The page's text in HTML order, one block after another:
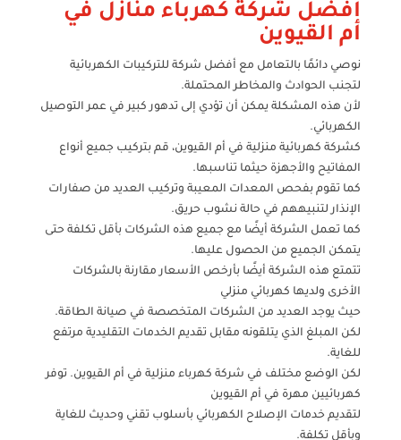
أفضل شركة كهرباء منازل في
أم القيوين
نوصي دائمًا بالتعامل مع أفضل شركة للتركيبات الكهربائية
لتجنب الحوادث والمخاطر المحتملة.
لأن هذه المشكلة يمكن أن تؤدي إلى تدهور كبير في عمر التوصيل
الكهربائي.
كشركة كهربائية منزلية في أم القيوين، قم بتركيب جميع أنواع
المفاتيح والأجهزة حيثما تناسبها.
كما تقوم بفحص المعدات المعيبة وتركيب العديد من صفارات
الإنذار لتنبيههم في حالة نشوب حريق.
كما تعمل الشركة أيضًا مع جميع هذه الشركات بأقل تكلفة حتى
يتمكن الجميع من الحصول عليها.
تتمتع هذه الشركة أيضًا بأرخص الأسعار مقارنة بالشركات
الأخرى ولديها كهربائي منزلي
حيث يوجد العديد من الشركات المتخصصة في صيانة الطاقة.
لكن المبلغ الذي يتلقونه مقابل تقديم الخدمات التقليدية مرتفع
للغاية.
لكن الوضع مختلف في شركة كهرباء منزلية في أم القيوين. توفر
كهربائيين مهرة في أم القيوين
لتقديم خدمات الإصلاح الكهربائي بأسلوب تقني وحديث للغاية
وبأقل تكلفة.